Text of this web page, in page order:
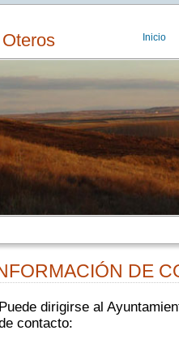
Inicio
DE
Puede dirigirse al
contacto: